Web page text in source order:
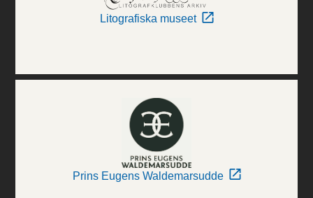
Litografiska museet
Prins Eugens Waldemarsudde